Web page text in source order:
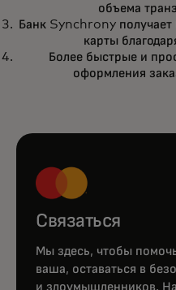
снижения
при
инструменты
обмана
объема
Банк Synchrony получает
карты
Более быстрые и
оформления
Связаться
Мы здесь, чтобы
ваша, оставаться в
и злоумышленников.